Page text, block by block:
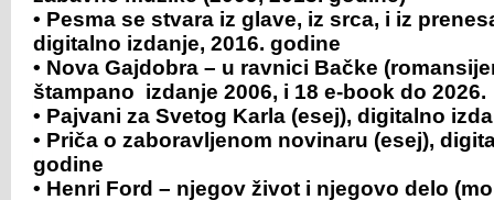
• Pesma se stvara iz glave, iz srca, i iz
digitalno izdanje, 2016. godine
• Nova Gajdobra – u ravnici Bačke
štampano izdanje 2006, i 18 e-book do 2026.
• Pajvani za Svetog Karla (esej), digitalno
• Priča o zaboravljenom novinaru (esej),
godine
• Henri Ford – njegov život i njegovo delo